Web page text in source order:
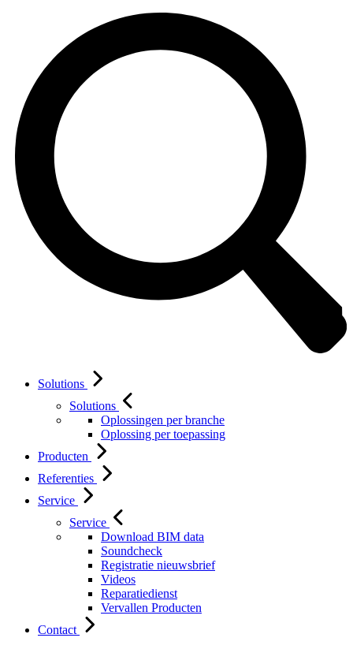
Solutions
Solutions
Oplossingen per branche
Oplossing per toepassing
Producten
Referenties
Service
Service
Download BIM data
Soundcheck
Registratie nieuwsbrief
Videos
Reparatiedienst
Vervallen Producten
Contact